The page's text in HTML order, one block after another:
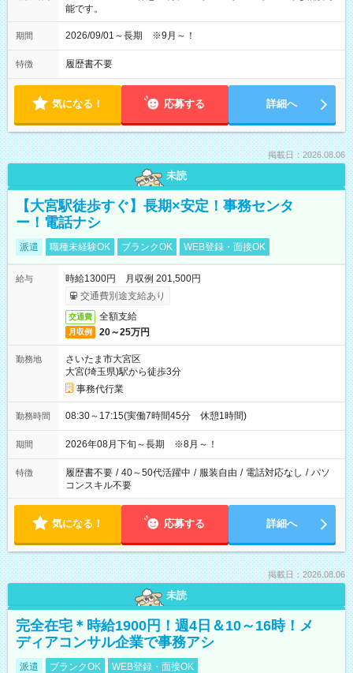
能です。
期間 2026/09/01～長期 ※9月～！
特徴 履歴書不要
気になる！ 応募する 詳細へ
掲載日：2026.08.06
未読
【大宮駅徒歩すぐ】長期×安定！事務センタ
ー！電話ナシ
派遣 職種未経験OK ブランクOK WEB登録・面接OK
給与
時給1300円 月収例 201,500円
交通費別途支給あり
交通費 全額支給
月収例 20～25万円
勤務地
さいたま市大宮区
大宮(埼玉県)駅から徒歩3分
事務代行業
勤務時間 08:30～17:15(実働7時間45分 休憩1時間)
期間 2026年08月下旬～長期 ※8月～！
特徴 履歴書不要 / 40～50代活躍中 / 服装自由 / 電話対応なし / パソ
コンスキル不要
気になる！ 応募する 詳細へ
掲載日：2026.08.06
未読
完全在宅＊時給1900円！週4日＆10～16時！メ
ディアコンサル企業で事務アシ
派遣 ブランクOK WEB登録・面接OK